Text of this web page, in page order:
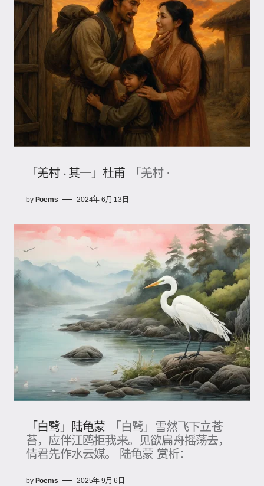
「羌村 · 其一」杜甫 「羌村 ·
by Poems 2024年 6月 13日
「白鹭」陆龟蒙
「白鹭」雪然飞下立苍
苔，应伴江鸥拒我来。见欲扁舟摇荡去，
倩君先作水云媒。 陆龟蒙 赏析：
by Poems 2025年 9月 6日